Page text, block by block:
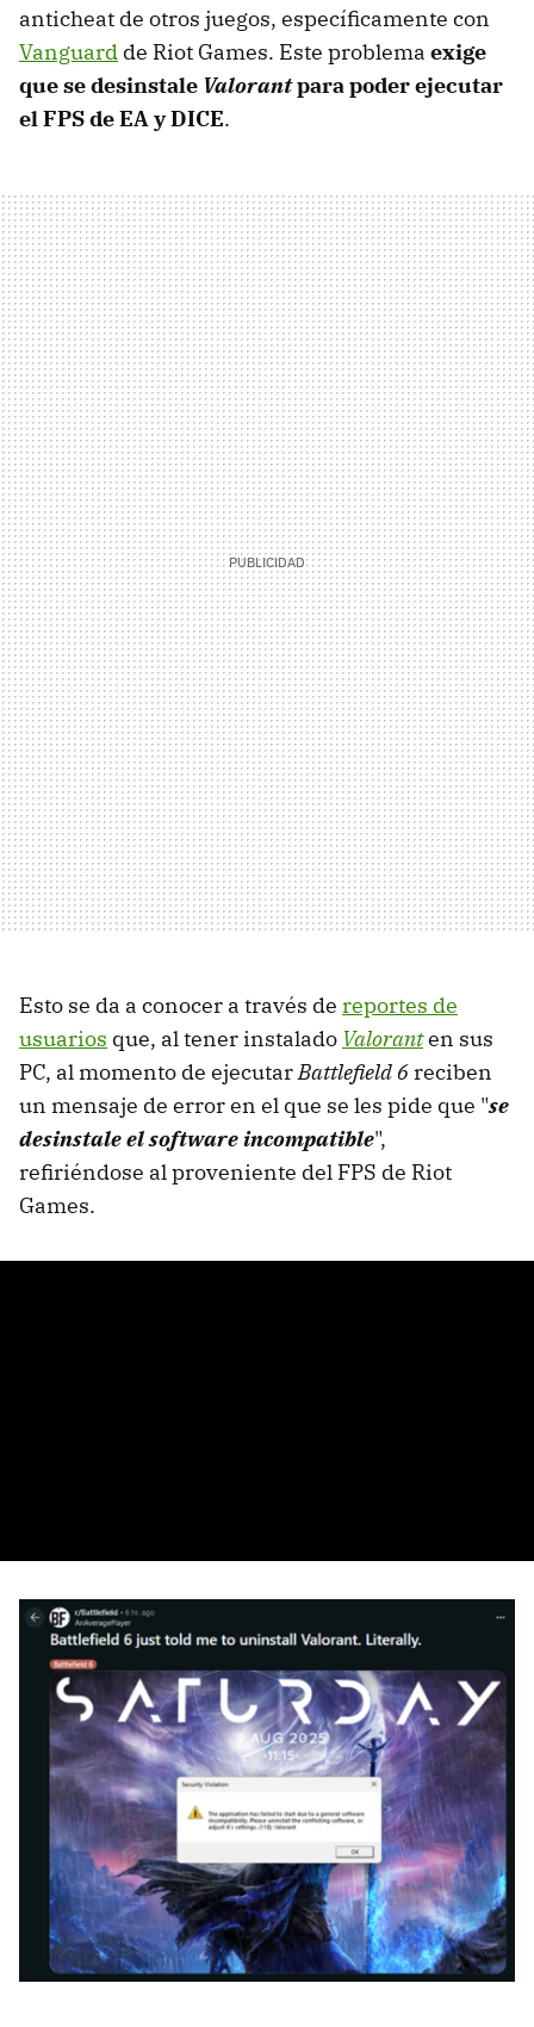
anticheat de otros juegos, específicamente con
Vanguard de Riot Games. Este problema exige
que se desinstale Valorantpara poder ejecutar
el FPS de EA y DICE.
Esto se da a conocer a través de reportes de
usuarios que, al tener instalado Valoranten sus
PC, al momento de ejecutarBattlefield 6 reciben
un mensaje de error en el que se les pide que "se
desinstale el software incompatible",
refiriéndose al proveniente del FPS de Riot
Games.